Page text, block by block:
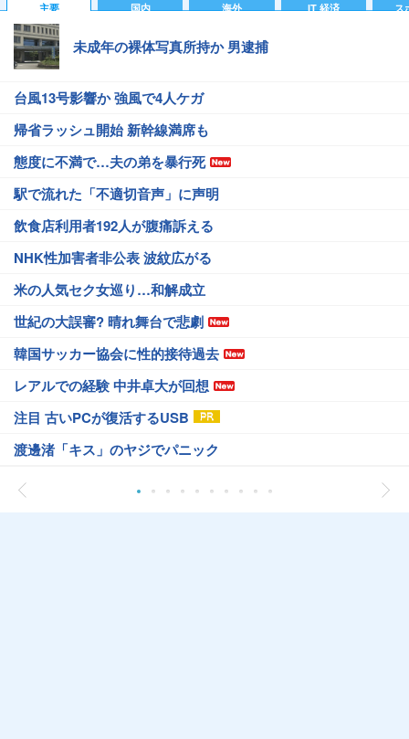
主要 国内 海外 IT 経済 ス
未成年の裸体写真所持か 男逮捕
台風13号影響か 強風で4人ケガ
帰省ラッシュ開始 新幹線満席も
態度に不満で…夫の弟を暴行死
駅で流れた「不適切音声」に声明
飲食店利用者192人が腹痛訴える
NHK性加害者非公表 波紋広がる
米の人気セク女巡り…和解成立
世紀の大誤審? 晴れ舞台で悲劇
韓国サッカー協会に性的接待過去
レアルでの経験 中井卓大が回想
注目 古いPCが復活するUSB
渡邊渚「キス」のヤジでパニック